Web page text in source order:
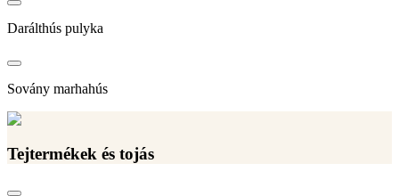
Darálthús pulyka
Sovány marhahús
Tejtermékek és tojás